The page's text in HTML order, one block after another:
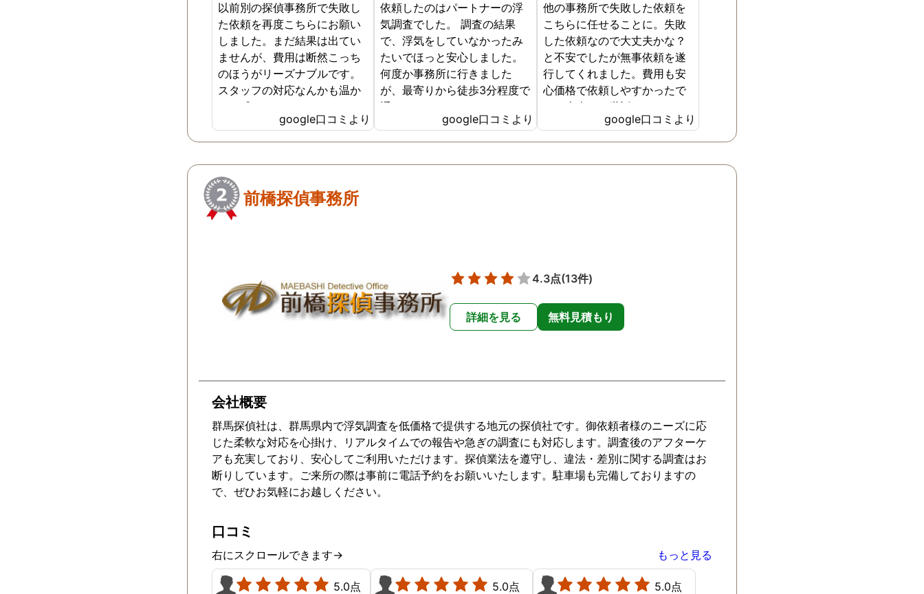
以前別の探偵事務所で失敗し
た依頼を再度こちらにお願い
しました。まだ結果は出てい
ませんが、費用は断然こっち
のほうがリーズナブルです。
スタッフの対応なんかも温か
みを感じます。はじめからこ
ちらにすればよかったです😢
…
google口コミより
依頼したのはパートナーの浮
気調査でした。 調査の結果
で、浮気をしていなかったみ
たいでほっと安心しました。
何度か事務所に行きました
が、最寄りから徒歩3分程度で
通いやすかったです。
google口コミより
他の事務所で失敗した依頼を
こちらに任せることに。失敗
した依頼なので大丈夫かな？
と不安でしたが無事依頼を遂
行してくれました。費用も安
心価格で依頼しやすかったで
す。本当にお世話になりまし
google口コミより
前橋探偵事務所
4.3点(13件)
詳細を見る 無料見積もり
会社概要
群馬探偵社は、群馬県内で浮気調査を低価格で提供する地元の探偵社です。御依頼者様のニーズに応
じた柔軟な対応を心掛け、リアルタイムでの報告や急ぎの調査にも対応します。調査後のアフターケ
アも充実しており、安心してご利用いただけます。探偵業法を遵守し、違法・差別に関する調査はお
断りしています。ご来所の際は事前に電話予約をお願いいたします。駐車場も完備しておりますの
で、ぜひお気軽にお越しください。
口コミ
右にスクロールできます→ もっと見る
5.0点 5.0点 5.0点